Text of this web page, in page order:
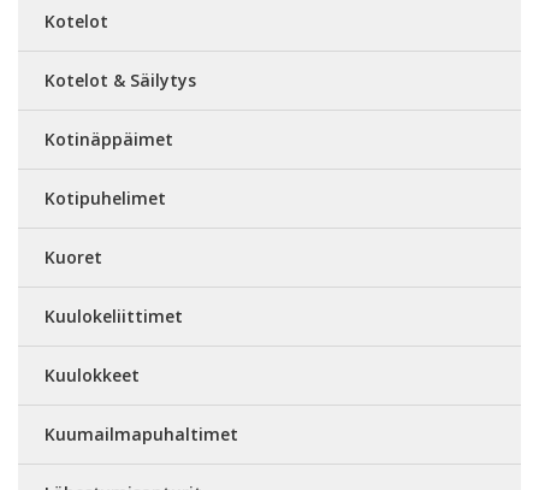
Kotelot
Kotelot & Säilytys
Kotinäppäimet
Kotipuhelimet
Kuoret
Kuulokeliittimet
Kuulokkeet
Kuumailmapuhaltimet